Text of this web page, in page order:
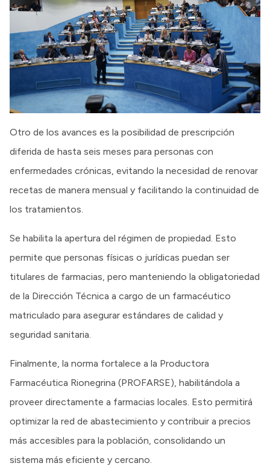
Otro de los avances es la posibilidad de prescripción
diferida de hasta seis meses para personas con
enfermedades crónicas, evitando la necesidad de renovar
recetas de manera mensual y facilitando la continuidad de
los tratamientos.
Se habilita la apertura del régimen de propiedad. Esto
permite que personas físicas o jurídicas puedan ser
titulares de farmacias, pero manteniendo la obligatoriedad
de la Dirección Técnica a cargo de un farmacéutico
matriculado para asegurar estándares de calidad y
seguridad sanitaria.
Finalmente, la norma fortalece a la Productora
Farmacéutica Rionegrina (PROFARSE), habilitándola a
proveer directamente a farmacias locales. Esto permitirá
optimizar la red de abastecimiento y contribuir a precios
más accesibles para la población, consolidando un
sistema más eficiente y cercano.